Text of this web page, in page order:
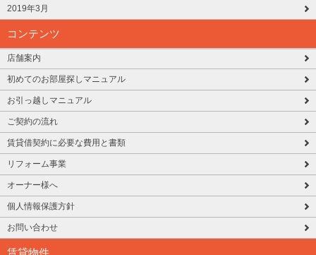
2019年3月
コンテンツ
店舗案内
初めてのお部屋探しマニュアル
お引っ越しマニュアル
ご契約の流れ
賃貸借契約に必要な費用と書類
リフォーム事業
オーナー様へ
個人情報保護方針
お問い合わせ
賃貸物件